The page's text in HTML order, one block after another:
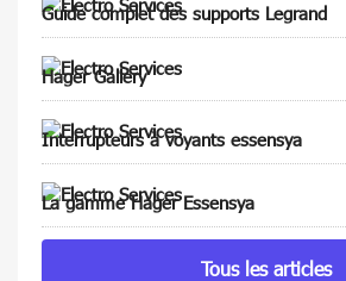
Guide complet des supports Legrand
Hager Gallery
Interrupteurs à voyants essensya
La gamme Hager Essensya
Tous les articles